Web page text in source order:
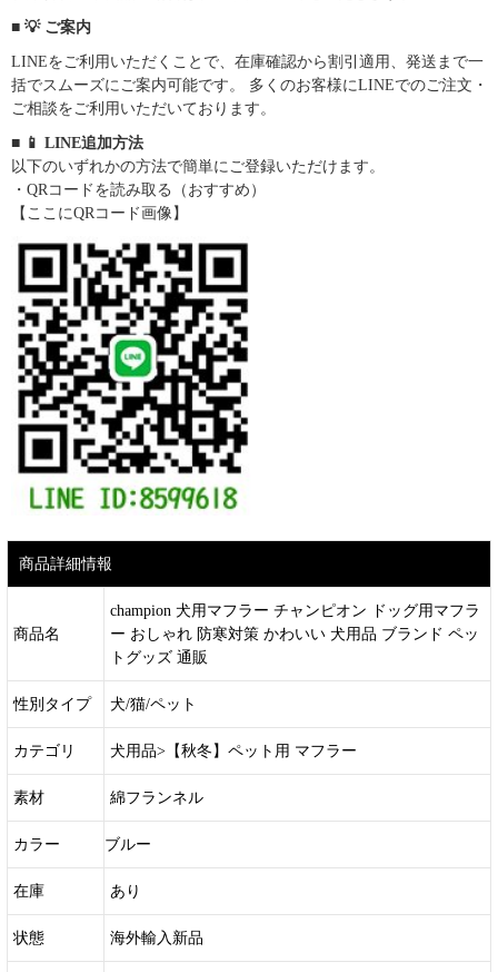
■ 💡 ご案内
LINEをご利用いただくことで、在庫確認から割引適用、発送まで一
括でスムーズにご案内可能です。 多くのお客様にLINEでのご注文・
ご相談をご利用いただいております。
■ 📱 LINE追加方法
以下のいずれかの方法で簡単にご登録いただけます。
・QRコードを読み取る（おすすめ）
【ここにQRコード画像】
商品詳細情報
商品名
champion 犬用マフラー チャンピオン ドッグ用マフラ
ー おしゃれ 防寒対策 かわいい 犬用品 ブランド ペッ
トグッズ 通販
性別タイプ 犬/猫/ペット
カテゴリ 犬用品>【秋冬】ペット用 マフラー
素材 綿フランネル
カラー ブルー
在庫 あり
状態 海外輸入新品